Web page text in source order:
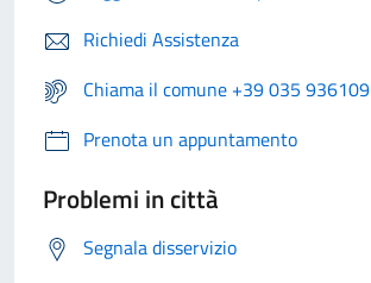
Richiedi Assistenza
Chiama il comune +39 035 936109
Prenota un appuntamento
Problemi in città
Segnala disservizio